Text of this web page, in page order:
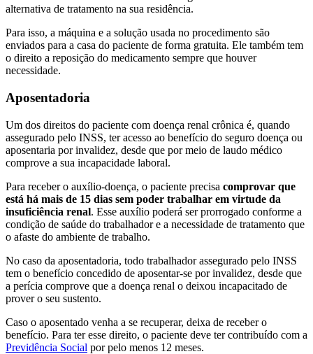
alternativa de tratamento na sua residência.
Para isso, a máquina e a solução usada no procedimento são
enviados para a casa do paciente de forma gratuita. Ele também tem
o direito a reposição do medicamento sempre que houver
necessidade.
Aposentadoria
Um dos direitos do paciente com doença renal crônica é, quando
assegurado pelo INSS, ter acesso ao benefício do seguro doença ou
aposentaria por invalidez, desde que por meio de laudo médico
comprove a sua incapacidade laboral.
Para receber o auxílio-doença, o paciente precisa comprovar que
está há mais de 15 dias sem poder trabalhar em virtude da
insuficiência renal. Esse auxílio poderá ser prorrogado conforme a
condição de saúde do trabalhador e a necessidade de tratamento que
o afaste do ambiente de trabalho.
No caso da aposentadoria, todo trabalhador assegurado pelo INSS
tem o benefício concedido de aposentar-se por invalidez, desde que
a perícia comprove que a doença renal o deixou incapacitado de
prover o seu sustento.
Caso o aposentado venha a se recuperar, deixa de receber o
benefício. Para ter esse direito, o paciente deve ter contribuído com a
Previdência Social por pelo menos 12 meses.